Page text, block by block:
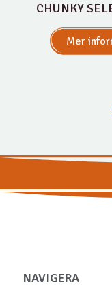
CHUNKY
Mer
NAVIGERA